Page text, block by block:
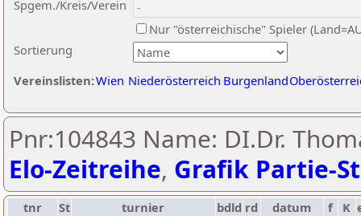
Sortierung
Spgem./Kreis/Verein
Nur "österreichische" Spieler
Vereinslisten:Wien Niederösterreich Burgenland
Pnr:104843 Name: DI.Dr.
Elo-Zeitreihe, Grafik Partie-
tnr St turnier bdld rd datum f K